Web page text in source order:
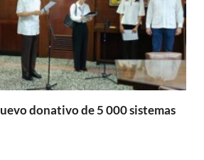
donativo de 5 000 sistemas